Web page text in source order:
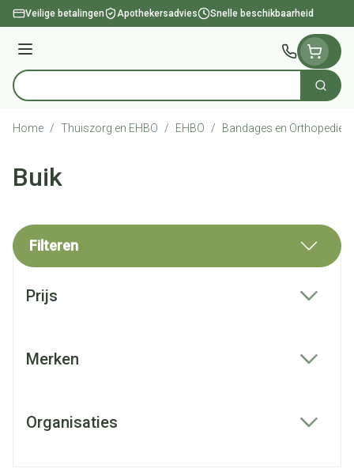
Ga naar de inhoud
Veilige betalingen Apothekersadvies Snelle beschikbaarheid
Menu
Product, merk, categorie... Zoek
Home / Thuiszorg en EHBO / EHBO / Bandages en Orthopedie
Buik
Filteren
Prijs
Merken
Organisaties